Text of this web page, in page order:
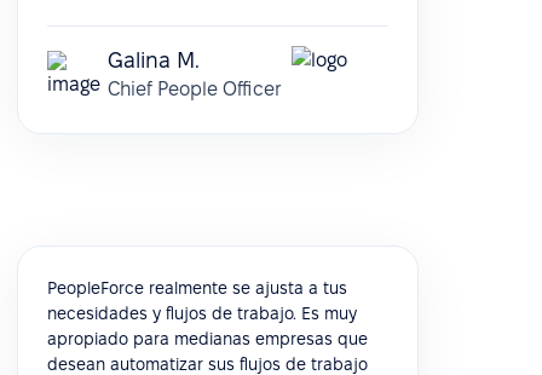
Galina M.
Chief People Officer
PeopleForce realmente se ajusta a tus
necesidades y flujos de trabajo. Es muy
apropiado para medianas empresas que
desean automatizar sus flujos de trabajo